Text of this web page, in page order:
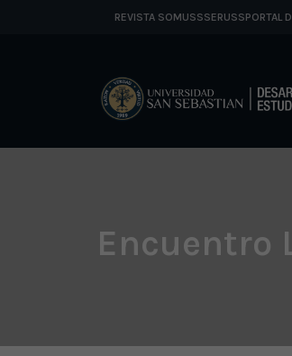
REVISTA SOMUSSSERUSSPORTAL
Encuentro